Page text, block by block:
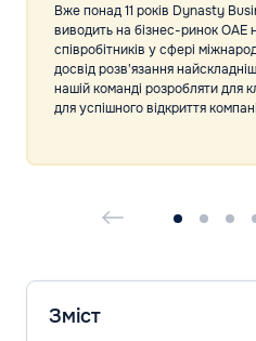
Вже понад 11 років Dynasty
виводить на бізнес-ринок ОАЕ
співробітників у сфері
досвід розв'язання
нашій команді розробляти для
для успішного відкриття
Зміст